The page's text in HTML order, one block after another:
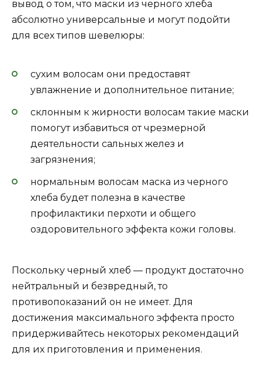
вывод о том, что маски из черного хлеба
абсолютно универсальные и могут подойти
для всех типов шевелюры:
сухим волосам они предоставят
увлажнение и дополнительное питание;
склонным к жирности волосам такие маски
помогут избавиться от чрезмерной
деятельности сальных желез и
загрязнения;
нормальным волосам маска из черного
хлеба будет полезна в качестве
профилактики перхоти и общего
оздоровительного эффекта кожи головы.
Поскольку черный хлеб — продукт достаточно
нейтральный и безвредный, то
противопоказаний он не имеет. Для
достижения максимального эффекта просто
придерживайтесь некоторых рекомендаций
для их приготовления и применения.